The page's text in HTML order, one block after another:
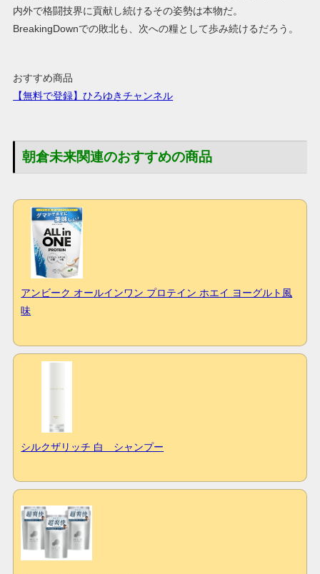
内外で格闘技界に貢献し続けるその姿勢は本物だ。
BreakingDownでの敗北も、次への糧として歩み続けるだろう。
おすすめ商品
【無料で登録】ひろゆきチャンネル
朝倉未来関連のおすすめの商品
アンビーク オールインワン プロテイン ホエイ ヨーグルト風
味
シルクザリッチ 白 シャンプー